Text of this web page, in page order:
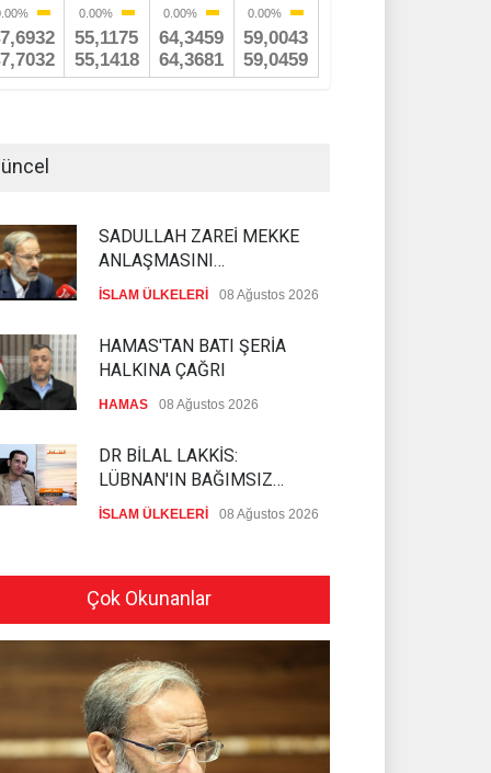
SADULLAH ZAREİ MEKKE
ANLAŞMASINI
DEĞERLENDİRDİ
İSLAM ÜLKELERİ 08 Ağustos 2026
HAMAS'TAN BATI ŞERİA
HALKINA ÇAĞRI
HAMAS 08 Ağustos 2026
DR BİLAL LAKKİS:
LÜBNAN'IN BAĞIMSIZ
OLMASI İSTENMİYOR
İSLAM ÜLKELERİ 08 Ağustos 2026
ARABİSTAN'A UYARI
İSLAM ÜLKELERİ 07 Ağustos 2026
THE TELEGRAPH: İRAN
SAVAŞTAN ZAFERLE ÇIKTI
İSLAM ÜLKELERİ 07 Ağustos 2026
Çok Okunanlar